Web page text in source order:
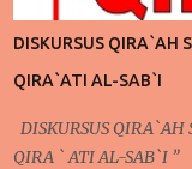
mengontrol pola pikir
ada niat ingin
inilah yang akan kita
DISKURSUS QIRA`AH
QIRA`ATI AL-SAB`I
DISKURSUS
QIRA ` ATI AL-SAB`I ”